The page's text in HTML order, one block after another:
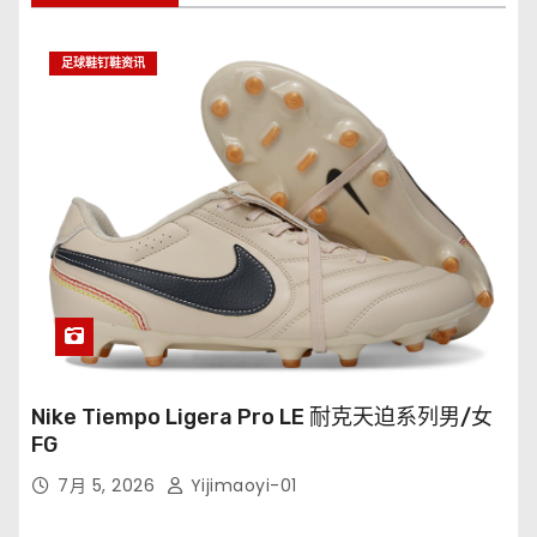
足球鞋钉鞋资讯
Nike Tiempo Ligera Pro LE 耐克天迫系列男/女
FG
7月 5, 2026 Yijimaoyi-01